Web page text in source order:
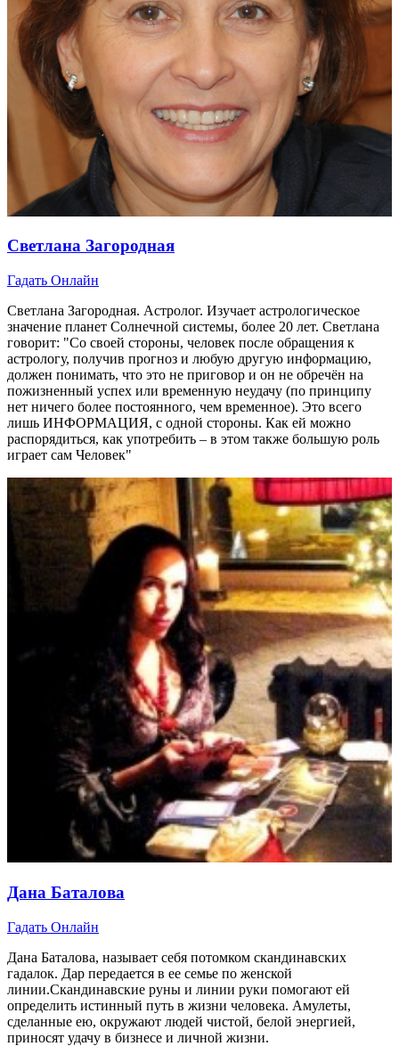
Светлана Загородная
Гадать Онлайн
Светлана Загородная. Астролог. Изучает астрологическое
значение планет Солнечной системы, более 20 лет. Светлана
говорит: "Со своей стороны, человек после обращения к
астрологу, получив прогноз и любую другую информацию,
должен понимать, что это не приговор и он не обречён на
пожизненный успех или временную неудачу (по принципу
нет ничего более постоянного, чем временное). Это всего
лишь ИНФОРМАЦИЯ, с одной стороны. Как ей можно
распорядиться, как употребить – в этом также большую роль
играет сам Человек"
Дана Баталова
Гадать Онлайн
Дана Баталова, называет себя потомком скандинавских
гадалок. Дар передается в ее семье по женской
линии.Скандинавские руны и линии руки помогают ей
определить истинный путь в жизни человека. Амулеты,
сделанные ею, окружают людей чистой, белой энергией,
приносят удачу в бизнесе и личной жизни.